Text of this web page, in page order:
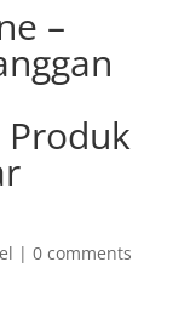
–
| 0 comments